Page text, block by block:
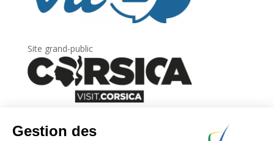
Site grand-public
Newsletter